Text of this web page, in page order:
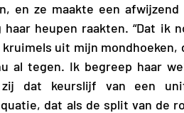
en ze maakte een
heupen raakten. “Dat ik
uit mijn mondhoeken,
al tegen. Ik begreep haar
dat keurslijf van een
dat als de split van de